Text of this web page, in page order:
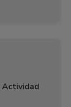
Actividad